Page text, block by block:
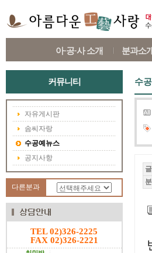
아·공·사 소개 분과소
커뮤니티
자유게시판
솜씨자랑
수공예뉴스
공지사항
다른분과
TEL 02)326-2225
FAX 02)326-2221
수